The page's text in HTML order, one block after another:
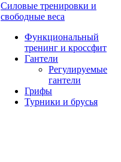
Силовые тренировки и
свободные веса
Функциональный
тренинг и кроссфит
Гантели
Регулируемые
гантели
Грифы
Турники и брусья